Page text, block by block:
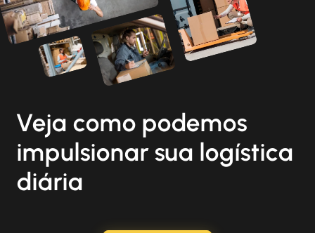
Veja como podemos
impulsionar sua logística
diária